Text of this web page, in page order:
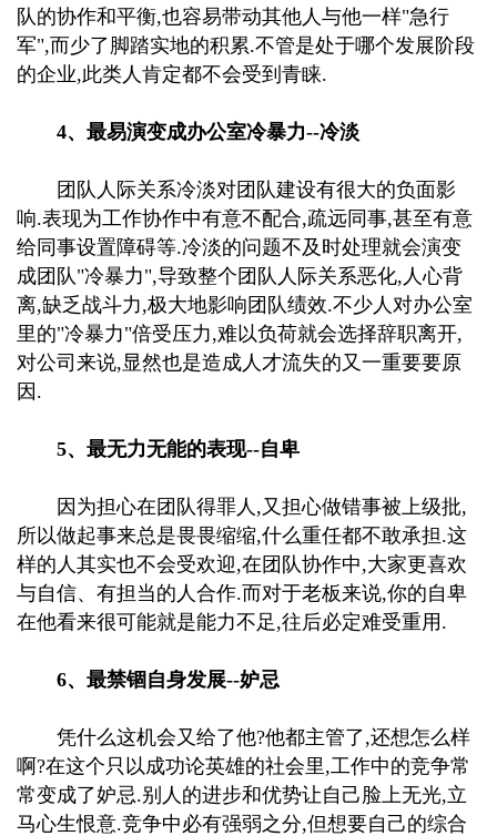
队的协作和平衡,也容易带动其他人与他一样"急行
军",而少了脚踏实地的积累.不管是处于哪个发展阶段
的企业,此类人肯定都不会受到青睐.
4、最易演变成办公室冷暴力--冷淡
团队人际关系冷淡对团队建设有很大的负面影
响.表现为工作协作中有意不配合,疏远同事,甚至有意
给同事设置障碍等.冷淡的问题不及时处理就会演变
成团队"冷暴力",导致整个团队人际关系恶化,人心背
离,缺乏战斗力,极大地影响团队绩效.不少人对办公室
里的"冷暴力"倍受压力,难以负荷就会选择辞职离开,
对公司来说,显然也是造成人才流失的又一重要要原
因.
5、最无力无能的表现--自卑
因为担心在团队得罪人,又担心做错事被上级批,
所以做起事来总是畏畏缩缩,什么重任都不敢承担.这
样的人其实也不会受欢迎,在团队协作中,大家更喜欢
与自信、有担当的人合作.而对于老板来说,你的自卑
在他看来很可能就是能力不足,往后必定难受重用.
6、最禁锢自身发展--妒忌
凭什么这机会又给了他?他都主管了,还想怎么样
啊?在这个只以成功论英雄的社会里,工作中的竞争常
常变成了妒忌.别人的进步和优势让自己脸上无光,立
马心生恨意.竞争中必有强弱之分,但想要自己的综合